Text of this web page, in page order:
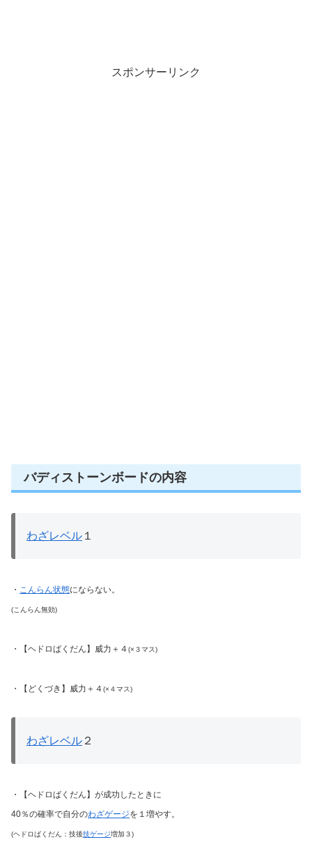
スポンサーリンク
バディストーンボードの内容
わざレベル １
・ こんらん状態にならない。
(こんらん無効)
・【ヘドロばくだん】威力＋４(×３マス)
・【どくづき】威力＋４(×４マス)
わざレベル ２
・【ヘドロばくだん】が成功したときに
40％の確率で自分のわざゲージを１増やす。
(ヘドロばくだん：技後技ゲージ増加３)